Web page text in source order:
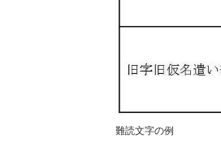
難読文字の例